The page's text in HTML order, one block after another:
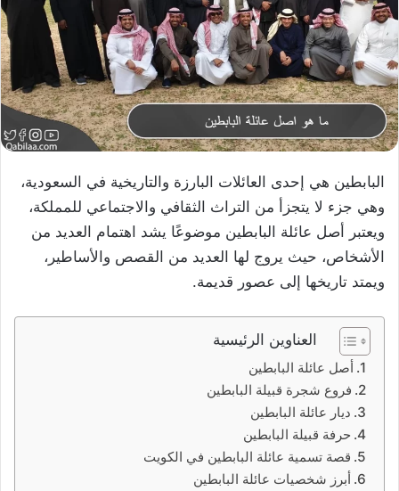
البابطين هي إحدى العائلات البارزة والتاريخية في السعودية،
وهي جزء لا يتجزأ من التراث الثقافي والاجتماعي للمملكة،
ويعتبر أصل عائلة البابطين موضوعًا يشد اهتمام العديد من
الأشخاص، حيث يروج لها العديد من القصص والأساطير،
ويمتد تاريخها إلى عصور قديمة.
العناوين الرئيسية
أصل عائلة البابطين
فروع شجرة قبيلة البابطين
ديار عائلة البابطين
حرفة قبيلة البابطين
قصة تسمية عائلة البابطين في الكويت
أبرز شخصيات عائلة البابطين